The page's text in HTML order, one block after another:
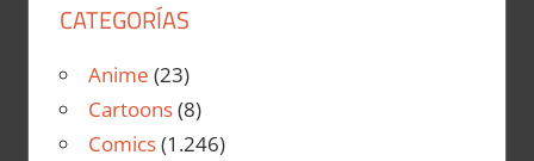
CATEGORÍAS
Anime (23)
Cartoons(8)
Comics(1.246)